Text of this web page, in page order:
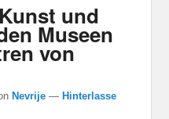
und
Museen
von
Nevrije — Hinterlasse